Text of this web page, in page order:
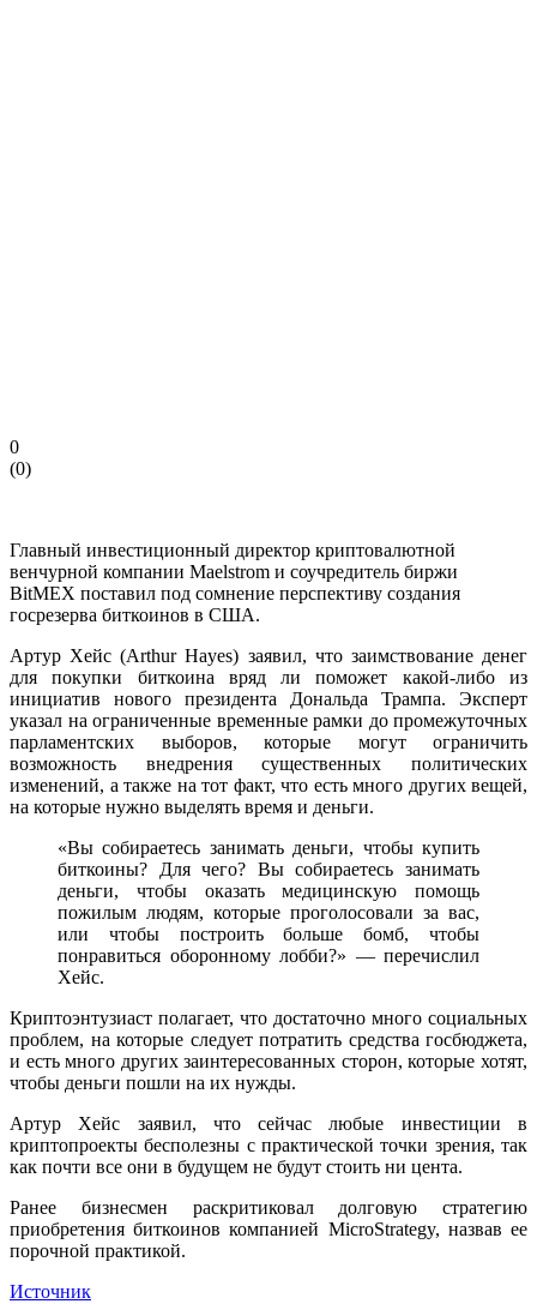
0
(0)
Главный инвестиционный директор криптовалютной
венчурной компании Maelstrom и соучредитель биржи
BitMEX поставил под сомнение перспективу создания
госрезерва биткоинов в США.
Артур Хейс (Arthur Hayes) заявил, что заимствование денег
для покупки биткоина вряд ли поможет какой-либо из
инициатив нового президента Дональда Трампа. Эксперт
указал на ограниченные временные рамки до промежуточных
парламентских выборов, которые могут ограничить
возможность внедрения существенных политических
изменений, а также на тот факт, что есть много других вещей,
на которые нужно выделять время и деньги.
«Вы собираетесь занимать деньги, чтобы купить
биткоины? Для чего? Вы собираетесь занимать
деньги, чтобы оказать медицинскую помощь
пожилым людям, которые проголосовали за вас,
или чтобы построить больше бомб, чтобы
понравиться оборонному лобби?» — перечислил
Хейс.
Криптоэнтузиаст полагает, что достаточно много социальных
проблем, на которые следует потратить средства госбюджета,
и есть много других заинтересованных сторон, которые хотят,
чтобы деньги пошли на их нужды.
Артур Хейс заявил, что сейчас любые инвестиции в
криптопроекты бесполезны с практической точки зрения, так
как почти все они в будущем не будут стоить ни цента.
Ранее бизнесмен раскритиковал долговую стратегию
приобретения биткоинов компанией MicroStrategy, назвав ее
порочной практикой.
Источник